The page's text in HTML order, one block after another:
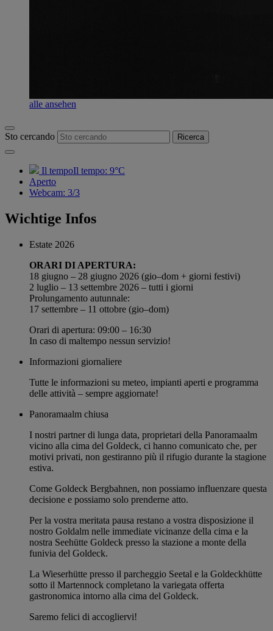
alle ansehen
Sto cercando Ricerca
Il tempoIl tempo: 9°C
Aperto
Webcam: 3/3
Wichtige Infos
Estate 2026
ORARI DI APERTURA:
18 giugno – 28 giugno 2026 (gio–dom + giorni festivi)
2 luglio – 13 settembre 2026 – tutti i giorni
Prolungamento autunnale:
17 settembre – 11 ottobre (gio–dom)
Orari di apertura: 09:00 – 16:30
In caso di maltempo nessun servizio!
Informazioni giornaliere
Tutte le informazioni su meteo, impianti aperti e programma
delle attività – sempre aggiornate!
Panoramaalm chiusa
I nostri partner di lunga data, proprietari della Panoramaalm
vicino alla cima del Goldeck, ci hanno comunicato che, per
motivi privati, non gestiranno più il rifugio durante la stagione
estiva.
Come Goldeck Bergbahnen, non possiamo influenzare questa
decisione e possiamo solo prenderne atto.
Per la vostra meritata pausa restano a vostra disposizione il
nostro Goldalm nelle immediate vicinanze della cima e la
nostra Seehütte Goldeck presso la stazione a monte della
funivia del Goldeck.
La Wieserhütte presso il parcheggio Seetal e la Goldeckhütte
sotto il Martennock completano la variegata offerta
gastronomica intorno alla cima del Goldeck.
Saremo felici di accogliervi!